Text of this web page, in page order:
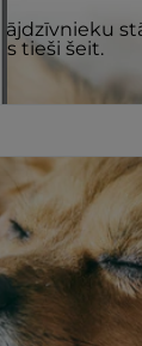
tieši šeit.